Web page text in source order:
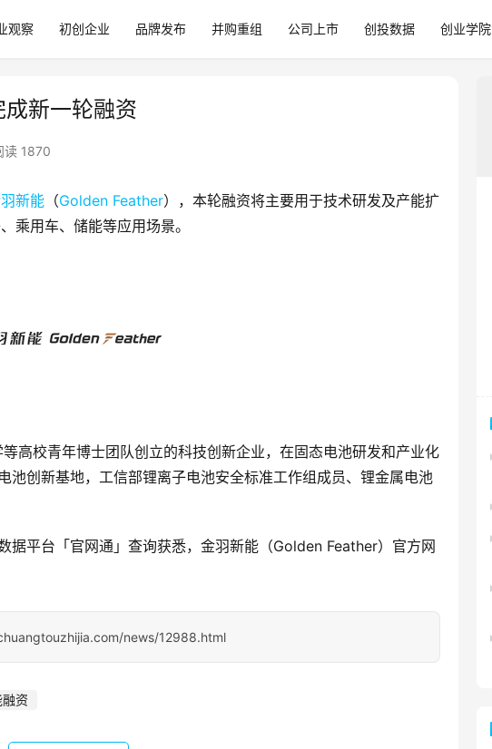
观察 初创企业 品牌发布 并购重组 公司上市 创投数据 创业学院
新一轮融资
读 1870
新能 （Golden Feather），本轮融资将主要用于技术研发及产能扩
乘用车、储能等应用场景。
高校青年博士团队创立的科技创新企业，在固态电池研发和产业化
池创新基地，工信部锂离子电池安全标准工作组成员、锂金属电池
据平台「官网通」查询获悉，金羽新能（Golden Feather）官方网
news/12988.html
资